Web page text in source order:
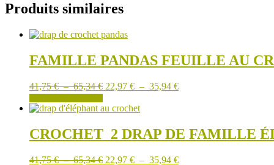
Produits similaires
FAMILLE PANDAS FEUILLE AU
41,75€ – 65,34€Plage
de
prix :
à
65,34 €
22,97 € – 35,94 €Plage
à
35,94 €
Ce
produit
plusieurs
variations.
options
CROCHET_2 DRAP DE FAMILLE
41,75€ – 65,34€Plage
22,97 € – 35,94 €Plage